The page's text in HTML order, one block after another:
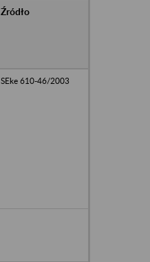
Źródło
SEke 610-46/2003